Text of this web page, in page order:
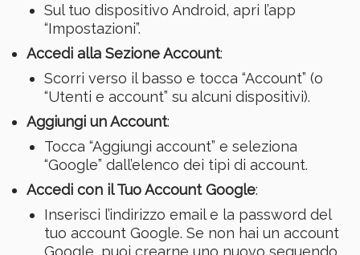
Sul tuo dispositivo Android, apri l’app
“Impostazioni”.
Accedi alla Sezione Account:
Scorri verso il basso e tocca “Account” (o
“Utenti e account” su alcuni dispositivi).
Aggiungi un Account:
Tocca “Aggiungi account” e seleziona
“Google” dall’elenco dei tipi di account.
Accedi con il Tuo Account Google:
Inserisci l’indirizzo email e la password del
tuo account Google. Se non hai un account
Google, puoi crearne uno nuovo seguendo